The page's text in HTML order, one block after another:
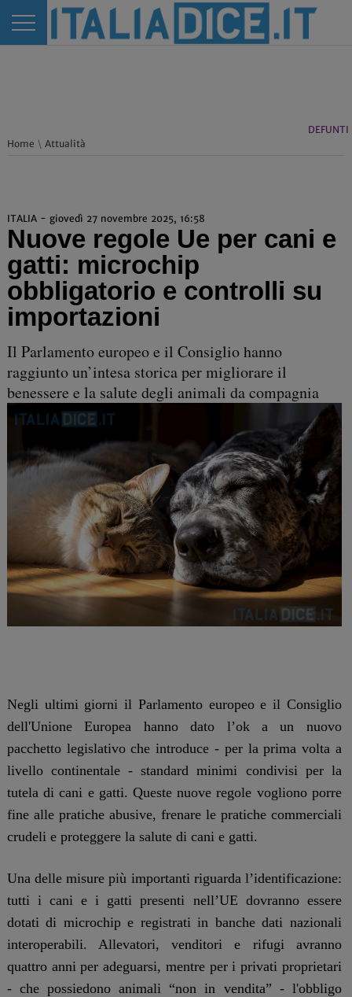
DEFUNTI
Home \ Attualità
ITALIA - giovedì 27 novembre 2025, 16:58
Nuove regole Ue per cani e
gatti: microchip
obbligatorio e controlli su
importazioni
Il Parlamento europeo e il Consiglio hanno
raggiunto un’intesa storica per migliorare il
benessere e la salute degli animali da compagnia
Negli ultimi giorni il Parlamento europeo e il Consiglio
dell'Unione Europea hanno dato l’ok a un nuovo
pacchetto legislativo che introduce - per la prima volta a
livello continentale - standard minimi condivisi per la
tutela di cani e gatti. Queste nuove regole vogliono porre
fine alle pratiche abusive, frenare le pratiche commerciali
crudeli e proteggere la salute di cani e gatti.
Una delle misure più importanti riguarda l’identificazione:
tutti i cani e i gatti presenti nell’UE dovranno essere
dotati di microchip e registrati in banche dati nazionali
interoperabili. Allevatori, venditori e rifugi avranno
quattro anni per adeguarsi, mentre per i privati proprietari
- che possiedono animali “non in vendita” - l'obbligo